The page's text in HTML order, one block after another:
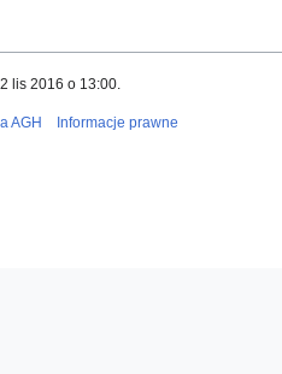
lis 2016 o 13:00.
AGH Informacje prawne